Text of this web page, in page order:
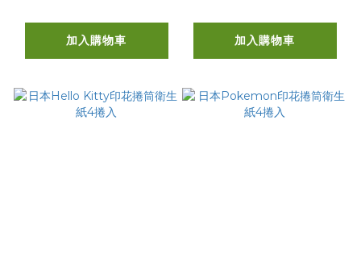
加入購物車 加入購物車